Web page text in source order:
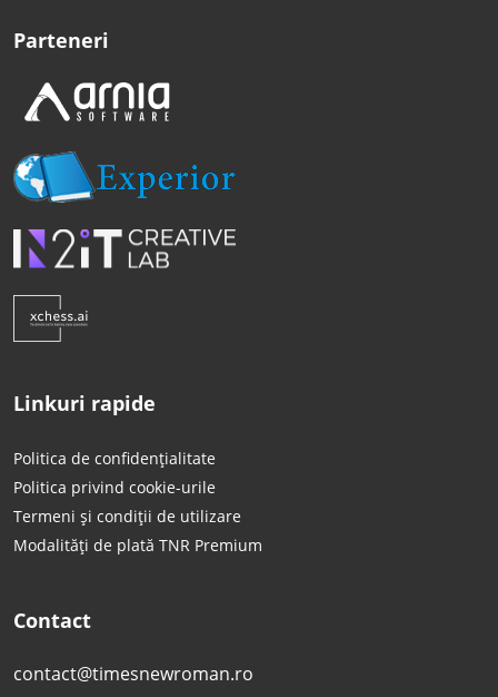
Parteneri
Linkuri rapide
Politica de confidențialitate
Politica privind cookie-urile
Termeni și condiții de utilizare
Modalități de plată TNR Premium
Contact
contact@timesnewroman.ro